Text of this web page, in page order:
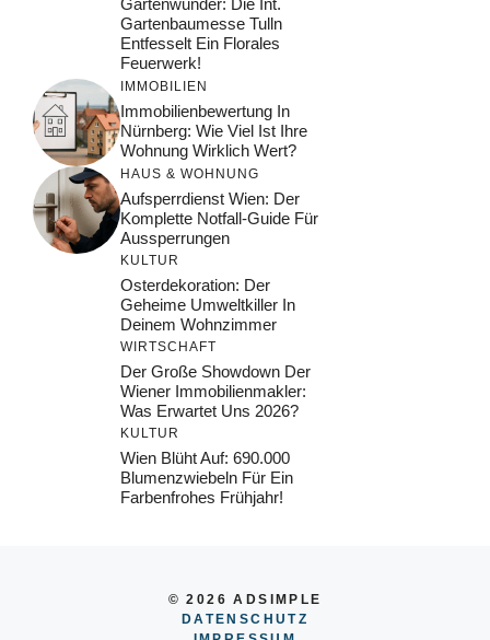
Gartenwunder: Die Int.
Gartenbaumesse Tulln
Entfesselt Ein Florales
Feuerwerk!
IMMOBILIEN
Immobilienbewertung In
Nürnberg: Wie Viel Ist Ihre
Wohnung Wirklich Wert?
HAUS & WOHNUNG
Aufsperrdienst Wien: Der
Komplette Notfall-Guide Für
Aussperrungen
KULTUR
Osterdekoration: Der
Geheime Umweltkiller In
Deinem Wohnzimmer
WIRTSCHAFT
Der Große Showdown Der
Wiener Immobilienmakler:
Was Erwartet Uns 2026?
KULTUR
Wien Blüht Auf: 690.000
Blumenzwiebeln Für Ein
Farbenfrohes Frühjahr!
© 2026 ADSIMPLE
DATENSCHUTZ